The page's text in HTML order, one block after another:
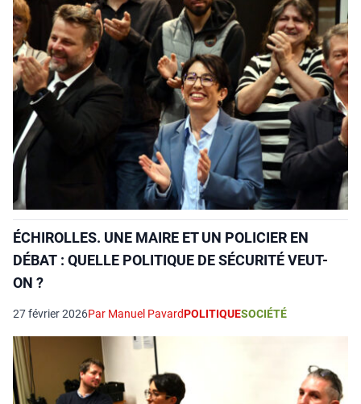
ÉCHIROLLES. UNE MAIRE ET UN POLICIER EN
DÉBAT : QUELLE POLITIQUE DE SÉCURITÉ VEUT-
ON ?
27 février 2026Par Manuel PavardPOLITIQUESOCIÉTÉ